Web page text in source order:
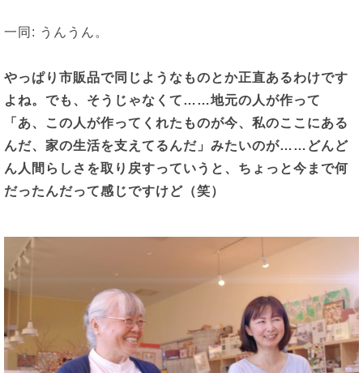
一同: うんうん。
やっぱり市販品で同じようなものとか正直あるわけです
よね。でも、そうじゃなくて……地元の人が作って
「あ、この人が作ってくれたものが今、私のここにある
んだ、家の生活を支えてるんだ」みたいのが…… どんど
ん人間らしさを取り戻すっていうと、ちょっと今まで何
だったんだって感じですけど（笑）